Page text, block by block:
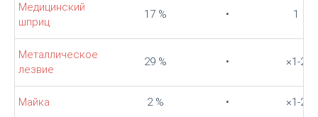
Медицинский
шприц
17 % • 1
Металлическое
лезвие
29 % • ×1-2
Майка 2 % • ×1-2